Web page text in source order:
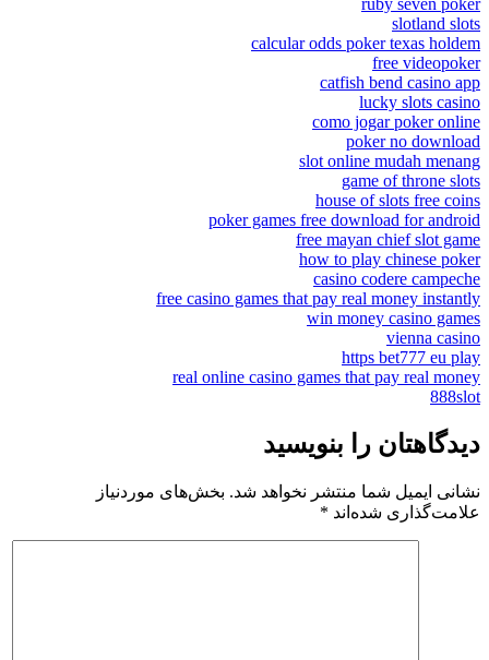
ruby seven poker
slotland slots
calcular odds poker texas holdem
free videopoker
catfish bend casino app
lucky slots casino
como jogar poker online
poker no download
slot online mudah menang
game of throne slots
house of slots free coins
poker games free download for android
free mayan chief slot game
how to play chinese poker
casino codere campeche
free casino games that pay real money instantly
win money casino games
vienna casino
https bet777 eu play
real online casino games that pay real money
888slot
دیدگاهتان را بنویسید
نشانی ایمیل شما منتشر نخواهد شد. بخش‌های موردنیاز
علامت‌گذاری شده‌اند *